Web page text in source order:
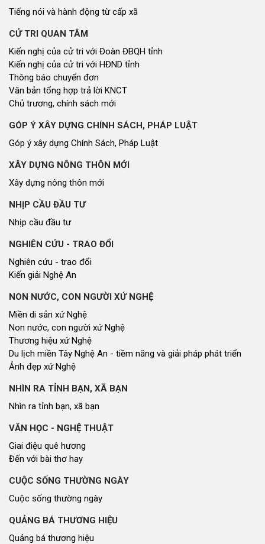
Tiếng nói và hành động từ cấp xã
CỬ TRI QUAN TÂM
Kiến nghị của cử tri với Đoàn ĐBQH tỉnh
Kiến nghị của cử tri với HĐND tỉnh
Thông báo chuyển đơn
Văn bản tổng hợp trả lời KNCT
Chủ trương, chính sách mới
GÓP Ý XÂY DỰNG CHÍNH SÁCH, PHÁP LUẬT
Góp ý xây dựng Chính Sách, Pháp Luật
XÂY DỰNG NÔNG THÔN MỚI
Xây dựng nông thôn mới
NHỊP CẦU ĐẦU TƯ
Nhịp cầu đầu tư
NGHIÊN CỨU - TRAO ĐỔI
Nghiên cứu - trao đổi
Kiến giải Nghệ An
NON NƯỚC, CON NGƯỜI XỨ NGHỆ
Miền di sản xứ Nghệ
Non nước, con người xứ Nghệ
Thương hiệu xứ Nghệ
Du lịch miền Tây Nghệ An - tiềm năng và giải pháp phát triển
Ảnh đẹp xứ Nghệ
NHÌN RA TỈNH BẠN, XÃ BẠN
Nhìn ra tỉnh bạn, xã bạn
VĂN HỌC - NGHỆ THUẬT
Giai điệu quê hương
Đến với bài thơ hay
CUỘC SỐNG THƯỜNG NGÀY
Cuộc sống thường ngày
QUẢNG BÁ THƯƠNG HIỆU
Quảng bá thương hiệu